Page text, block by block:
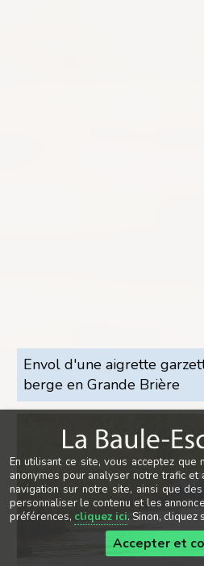
Envol d'une aigrette
berge en Grande Brière
En utilisant ce site, vous acceptez
anonymes pour analyser notre trafic
navigation sur notre site, ainsi que
personnaliser le contenu et les
préférences, cliquez ici. Sinon, cliquez
Accepter et